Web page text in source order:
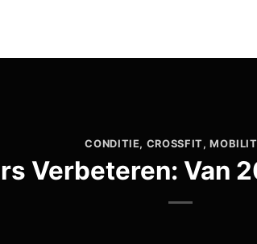
CONDITIE, CROSSFIT,
Verbeteren: Van